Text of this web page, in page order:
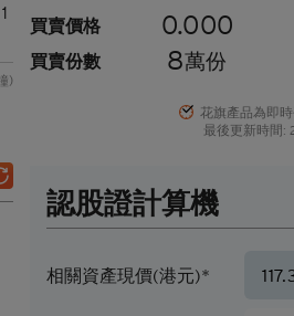
1
)
買賣價格
0.000
買賣份數 8萬份
花旗產品為即
最後更新時間:
認股證計算機
相關資產現價(港元)*